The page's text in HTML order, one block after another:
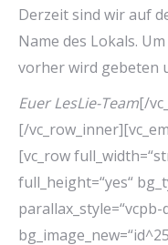
Derzeit sind wir auf
Name des Lokals.
vorher wird gebeten
Euer LesLie-Team[/
[/
[vc_row
full_height=“yes“
parallax_style=“vcpb-